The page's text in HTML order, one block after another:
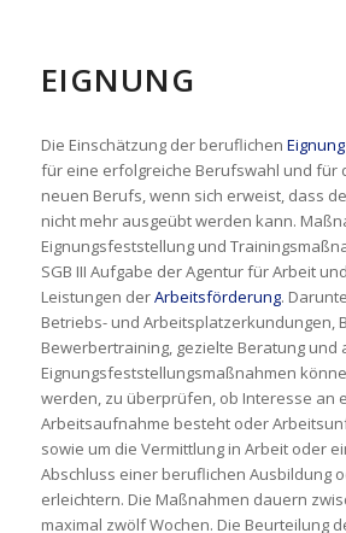
EIGNUNG
Die Einschätzung der beruflichen Eignung
für eine erfolgreiche Berufswahl und für
neuen Berufs, wenn sich erweist, dass
nicht mehr ausgeübt werden kann.
Eignungsfeststellung und
SGB III Aufgabe der Agentur für Arbeit
Leistungen derArbeitsförderung.
Betriebs- und Arbeitsplatzerkundungen,
Bewerbertraining, gezielte Beratung und
Eignungsfeststellungsmaßnahmen
werden, zu überprüfen, ob Interesse an
Arbeitsaufnahme besteht oder
sowie um die Vermittlung in Arbeit oder
Abschluss einer beruflichen Ausbildung
erleichtern. Die Maßnahmen dauern
maximal zwölf Wochen. Die Beurteilung